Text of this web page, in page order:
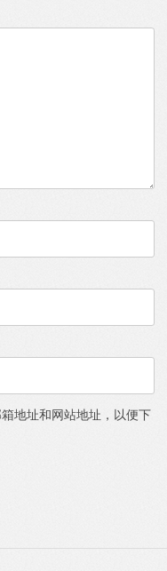
地址和网站地址，以便下